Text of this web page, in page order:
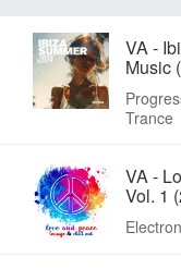
VA -
Music
Trance
VA -
Vol. 1